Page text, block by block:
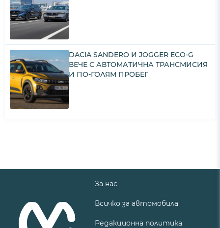
DACIA SANDERO И JOGGER ECO-G
ВЕЧЕ С АВТОМАТИЧНА ТРАНСМИСИЯ
И ПО-ГОЛЯМ ПРОБЕГ
За нас
Всичко за автомобила
Редакционна политика